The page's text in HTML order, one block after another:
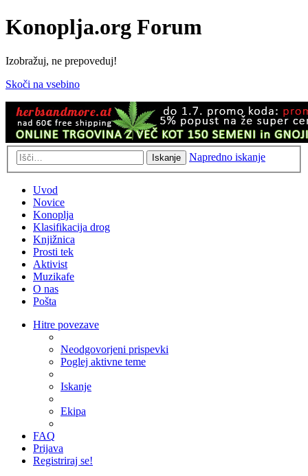
Konoplja.org Forum
Izobražuj, ne prepoveduj!
Skoči na vsebino
Iskanje Napredno iskanje
Uvod
Novice
Konoplja
Klasifikacija drog
Knjižnica
Prosti tek
Aktivist
Muzikafe
O nas
Pošta
Hitre povezave
Neodgovorjeni prispevki
Poglej aktivne teme
Iskanje
Ekipa
FAQ
Prijava
Registriraj se!